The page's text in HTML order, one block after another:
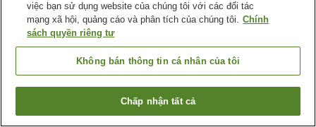
Tiện nghi chỗ nghỉ
Bãi đỗ xe
Trang chủ Nhật Bản Tỉnh Wakayama
Thị trấn Koya
Tìm phòng trống
việc bạn sử dụng website của chúng tôi với các đối tác
mạng xã hội, quảng cáo và phân tích của chúng tôi. Chính
sách quyền riêng tư
Không bán thông tin cá nhân của tôi
Chấp nhận tất cả